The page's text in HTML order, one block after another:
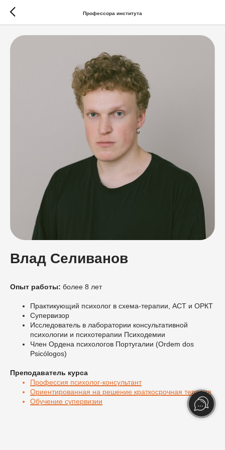
Профессора института
Влад Селиванов
Опыт работы: более 8 лет
Практикующий психолог в схема-терапии, АСТ и ОРКТ
Супервизор
Исследователь в лаборатории консультативной
психологии и психотерапии Психодемии
Член Ордена психологов Португалии (Ordem dos
Psicólogos)
Преподаватель курса
Профессия психолог-консультант
Ориентированная на решение краткосрочная терапия
Обучение супервизии